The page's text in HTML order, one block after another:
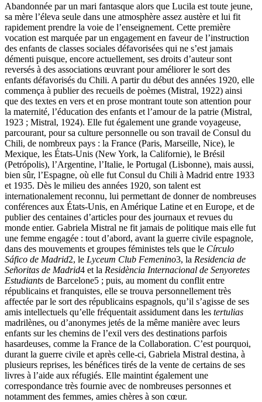
Abandonnée par un mari fantasque alors que Lucila est toute jeune,
sa mère l’éleva seule dans une atmosphère assez austère et lui fit
rapidement prendre la voie de l’enseignement. Cette première
vocation est marquée par un engagement en faveur de l’instruction
des enfants de classes sociales défavorisées qui ne s’est jamais
démenti puisque, encore actuellement, ses droits d’auteur sont
reversés à des associations œuvrant pour améliorer le sort des
enfants défavorisés du Chili. A partir du début des années 1920, elle
commença à publier des recueils de poèmes (Mistral, 1922) ainsi
que des textes en vers et en prose montrant toute son attention pour
la maternité, l’éducation des enfants et l’amour de la patrie (Mistral,
1923 ; Mistral, 1924). Elle fut également une grande voyageuse,
parcourant, pour sa culture personnelle ou son travail de Consul du
Chili, de nombreux pays : la France (Paris, Marseille, Nice), le
Mexique, les États-Unis (New York, la Californie), le Brésil
(Petrópolis), l’Argentine, l’Italie, le Portugal (Lisbonne), mais aussi,
bien sûr, l’Espagne, où elle fut Consul du Chili à Madrid entre 1933
et 1935. Dès le milieu des années 1920, son talent est
internationalement reconnu, lui permettant de donner de nombreuses
conférences aux États-Unis, en Amérique Latine et en Europe, et de
publier des centaines d’articles pour des journaux et revues du
monde entier. Gabriela Mistral ne fit jamais de politique mais elle fut
une femme engagée : tout d’abord, avant la guerre civile espagnole,
dans des mouvements et groupes féministes tels que le Círculo
Sáfico de Madrid2, le Lyceum Club Femenino3, la Residencia de
Señoritas de Madrid4 et la Residència Internacional de Senyoretes
Estudiants de Barcelone5 ; puis, au moment du conflit entre
républicains et franquistes, elle se trouva personnellement très
affectée par le sort des républicains espagnols, qu’il s’agisse de ses
amis intellectuels qu’elle fréquentait assidument dans les tertulias
madrilènes, ou d’anonymes jetés de la même manière avec leurs
enfants sur les chemins de l’exil vers des destinations parfois
hasardeuses, comme la France de la Collaboration. C’est pourquoi,
durant la guerre civile et après celle-ci, Gabriela Mistral destina, à
plusieurs reprises, les bénéfices tirés de la vente de certains de ses
livres à l’aide aux réfugiés. Elle maintint également une
correspondance très fournie avec de nombreuses personnes et
notamment des femmes, amies chères à son cœur.